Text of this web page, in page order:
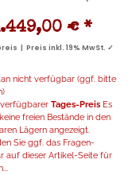
€ *
| Preis inkl. 19% MwSt. ✓
nicht verfügbar (ggf. bitte
Tages-Preis Es
freien Bestände in den
Lägern angezeigt.
Sie ggf. das Fragen-
auf dieser Artikel-Seite für